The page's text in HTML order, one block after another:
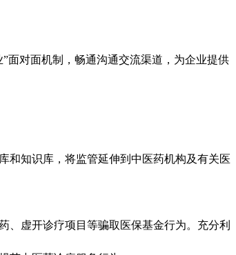
对面机制，畅通沟通交流渠道，为企业提供
知识库，将监管延伸到中医药机构及有关医
虚开诊疗项目等骗取医保基金行为。充分利